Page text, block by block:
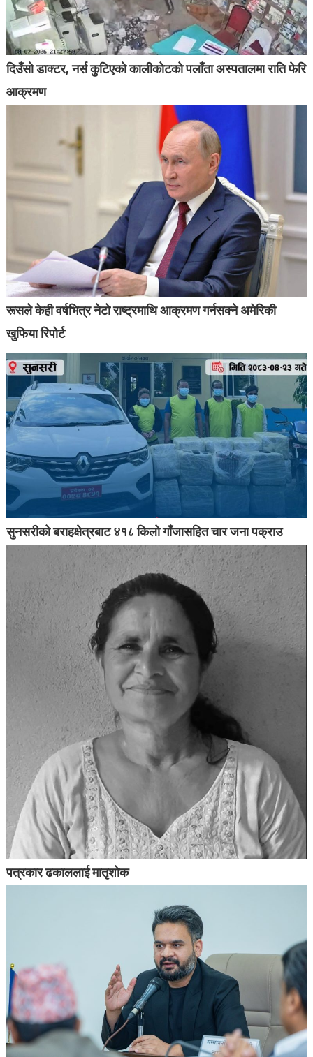
दिउँसो डाक्टर, नर्स कुटिएको कालीकोटको पलाँता अस्पतालमा राति फेरि
आक्रमण
रूसले केही वर्षभित्र नेटो राष्ट्रमाथि आक्रमण गर्नसक्ने अमेरिकी
खुफिया रिपोर्ट
सुनसरीको बराहक्षेत्रबाट ४१८ किलो गाँजासहित चार जना पक्राउ
पत्रकार ढकाललाई मातृशोक